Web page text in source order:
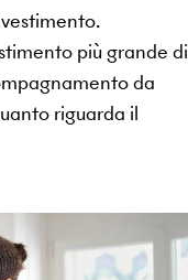
più grande di
da
riguarda il